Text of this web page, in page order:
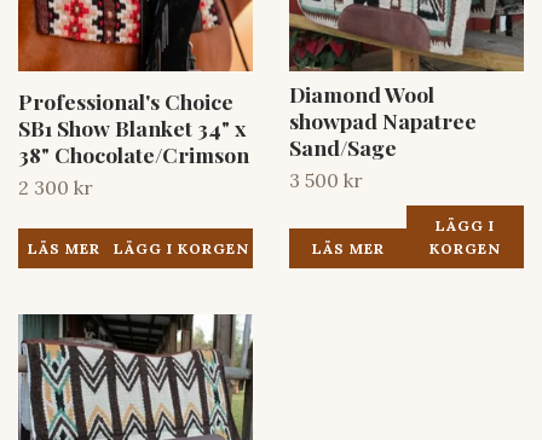
Professional's Choice
SB1 Show Blanket 34" x
38" Chocolate/Crimson
2 300 kr
LÄS MER
Diamond Wool
showpad Napatree
Sand/Sage
3 500 kr
LÄS MER
LÄGG I
KORGEN